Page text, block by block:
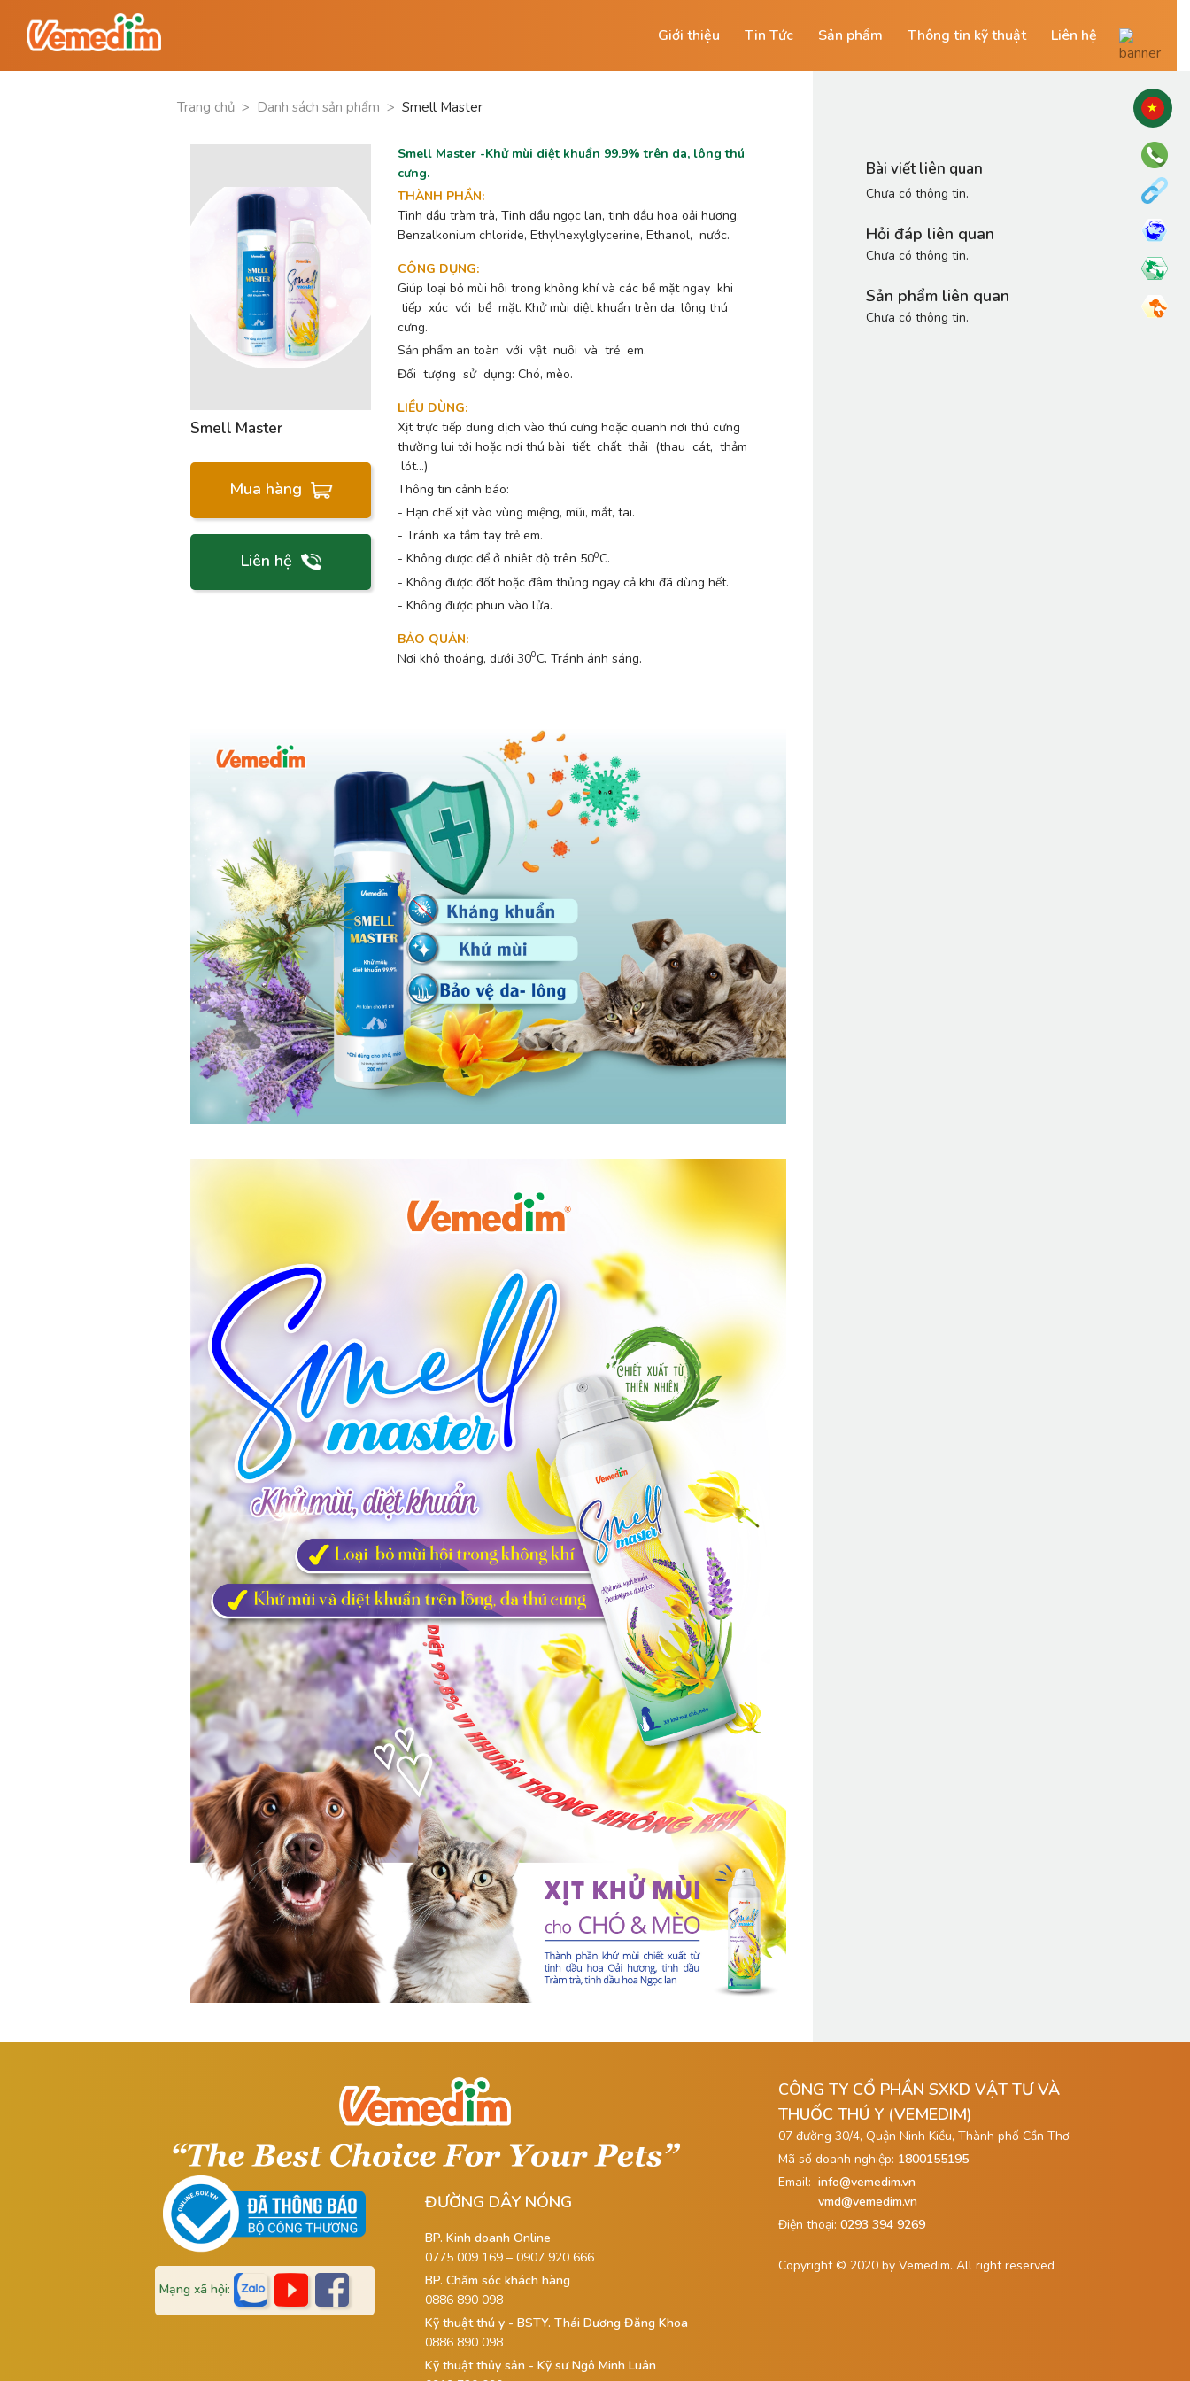
Giới thiệu Tin Tức Sản phẩm Thông tin kỹ thuật Liên hệ
Trang chủ > Danh sách sản phẩm > Smell Master
Smell Master
Mua hàng
Liên hệ
Smell Master -Khử mùi diệt khuẩn 99.9% trên da, lông thú
cưng.
THÀNH PHẦN:
Tinh dầu tràm trà, Tinh dầu ngọc lan, tinh dầu hoa oải hương,
Benzalkonium chloride, Ethylhexylglycerine, Ethanol, nước.
CÔNG DỤNG:
Giúp loại bỏ mùi hôi trong không khí và các bề mặt ngay khi
tiếp xúc với bề mặt. Khử mùi diệt khuẩn trên da, lông thú
cưng.
Sản phẩm an toàn với vật nuôi và trẻ em.
Đối tượng sử dụng: Chó, mèo.
LIỀU DÙNG:
Xịt trực tiếp dung dịch vào thú cưng hoặc quanh nơi thú cưng
thường lui tới hoặc nơi thú bài tiết chất thải (thau cát, thảm
lót…)
Thông tin cảnh báo:
- Hạn chế xịt vào vùng miệng, mũi, mắt, tai.
- Tránh xa tầm tay trẻ em.
- Không được để ở nhiêt độ trên 500C.
- Không được đốt hoặc đâm thủng ngay cả khi đã dùng hết.
- Không được phun vào lửa.
BẢO QUẢN:
Nơi khô thoáng, dưới 300C. Tránh ánh sáng.
Bài viết liên quan
Chưa có thông tin.
Hỏi đáp liên quan
Chưa có thông tin.
Sản phẩm liên quan
Chưa có thông tin.
Mạng xã hội:
ĐƯỜNG DÂY NÓNG
BP. Kinh doanh Online
0775 009 169 – 0907 920 666
BP. Chăm sóc khách hàng
0886 890 098
Kỹ thuật thú y - BSTY. Thái Dương Đăng Khoa
0886 890 098
Kỹ thuật thủy sản - Kỹ sư Ngô Minh Luân
CÔNG TY CỔ PHẦN SXKD VẬT TƯ VÀ
THUỐC THÚ Y (VEMEDIM)
07 đường 30/4, Quận Ninh Kiều, Thành phố Cần Thơ
Mã số doanh nghiệp: 1800155195
Email: info@vemedim.vn
vmd@vemedim.vn
Điện thoại: 0293 394 9269
Copyright © 2020 by Vemedim. All right reserved